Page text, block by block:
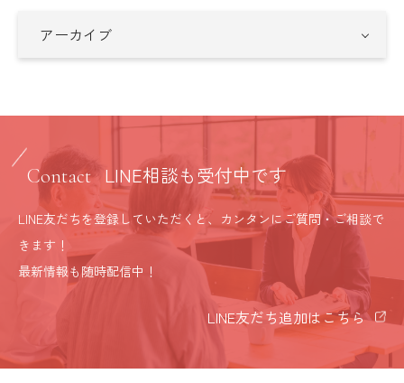
Contact LINE相談も受付中です
LINE友だちを登録していただくと、カンタンにご質問・ご相談で
きます！
最新情報も随時配信中！
LINE友だち追加はこちら